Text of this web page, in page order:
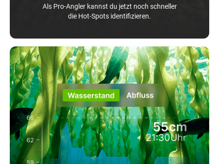
Als Pro-Angler kannst du jetzt noch schneller
die Hot-Spots identifizieren.